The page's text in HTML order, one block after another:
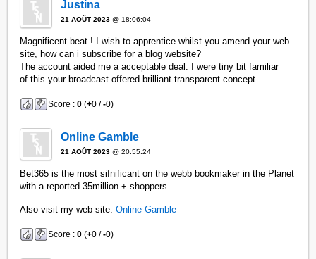
Justina
21 AOÛT 2023 @ 18:06:04
Magnificent beat ! I wish to apprentice whilst you amend your web
site, how can i subscribe for a blog website?
The account aided me a acceptable deal. I were tiny bit familiar
of this your broadcast offered brilliant transparent concept
Score :0 (+0 /-0)
Online Gamble
21 AOÛT 2023 @ 20:55:24
Bet365 is the most sifnificant on the webb bookmaker in the Planet
with a reported 35million + shoppers.
Also visit my web site:Online Gamble
Score :0 (+0 /-0)